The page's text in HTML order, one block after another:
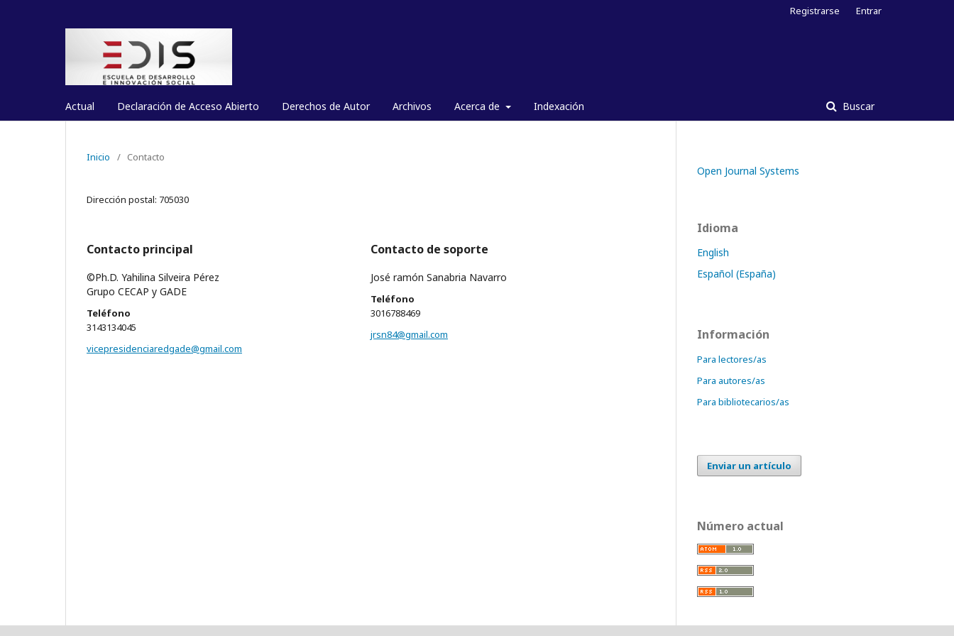
Actual Declaración de Acceso Abierto Derechos de Autor Archivos Acerca de Indexación Buscar
Registrarse Entrar
Inicio / Contacto
Dirección postal: 705030
Contacto principal
©Ph.D. Yahilina Silveira Pérez
Grupo CECAP y GADE
Teléfono
3143134045
vicepresidenciaredgade@gmail.com
Contacto de soporte
José ramón Sanabria Navarro
Teléfono
3016788469
jrsn84@gmail.com
Open Journal Systems
Idioma
English
Español (España)
Información
Para lectores/as
Para autores/as
Para bibliotecarios/as
Enviar un artículo
Número actual